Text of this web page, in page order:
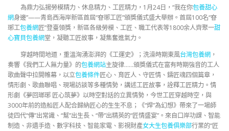
為鼎力弘揚勞模精力、休息精力、工匠精力，1月24日，“我在你包養甜心
網身邊”——青島西海岸新區首屆“眘琊工匠”頒獎儀式盛大舉辦。首屆100名“眘
琊工包養網匠”登臺領獎，新區各級勞模、工匠、職工代表等1800余人齊聚一甜
心寶貝包養網堂，凝聽工匠故事，凝集奮進氣力。
穿越時間地道，重溫洶湧澎湃的《工運史》；洗澡時期東風台灣包養網，
奏響《我們工人無力量》的包養網站主旋律……頒獎儀式在富有時期強音的工人
歌曲聲中拉開帷幕，以立包養條件匠心、育匠人、守匠情、鑄匠魂四個篇章，
情形劇、歌曲聯唱、現場訪談等多種情勢，講述工匠故事，詮釋工匠精力。情
形劇《夢回瑯琊 匠心筑夢》以時空對話的立異情勢，今世工匠穿越時空，與
3000年前的造船匠人配合歸納匠心的生生不息；《“焊”為幻想》帶來了一場師
徒四代“傳”出常識、“幫”出生長、“帶”出精英的“匠情盛宴”。來自口岸功課、智能
制造、非遺手造、數字科技、智能家電、影視財產女大生包養俱樂部行業的“匠